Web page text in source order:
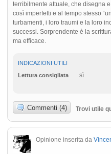
terribilmente attuale, che disegna
così imperfetti e al tempo stesso
turbamenti, i loro traumi e la loro
successi. Sorprendente è la
ma efficace.
INDICAZIONI UTILI
Lettura consigliata
sì
Commenti (4) Trovi utile
Opinione inserita da